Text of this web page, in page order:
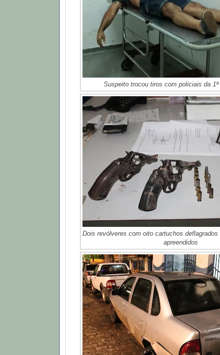
Suspeito trocou tiros com policiais da
Dois revólveres com oito cartuchos
apreendidos